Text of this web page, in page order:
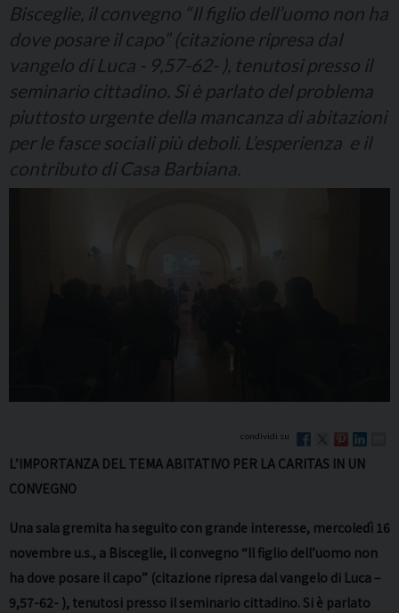
Bisceglie, il convegno “Il figlio dell’uomo non ha
dove posare il capo” (citazione ripresa dal
vangelo di Luca - 9,57-62- ), tenutosi presso il
seminario cittadino. Si è parlato del problema
piuttosto urgente della mancanza di abitazioni
per le fasce sociali più deboli. L’esperienza e il
contributo di Casa Barbiana.
L’IMPORTANZA DEL TEMA ABITATIVO PER LA CARITAS IN UN
CONVEGNO
Una sala gremita ha seguito con grande interesse, mercoledì 16
novembre u.s., a Bisceglie, il convegno “Il figlio dell’uomo non
ha dove posare il capo” (citazione ripresa dal vangelo di Luca –
9,57-62- ), tenutosi presso il seminario cittadino. Si è parlato